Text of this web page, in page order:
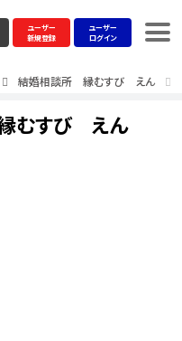
ユーザー
新規登録
ユーザー
ログイン
結婚相談所 縁むすび えん
むすび えん